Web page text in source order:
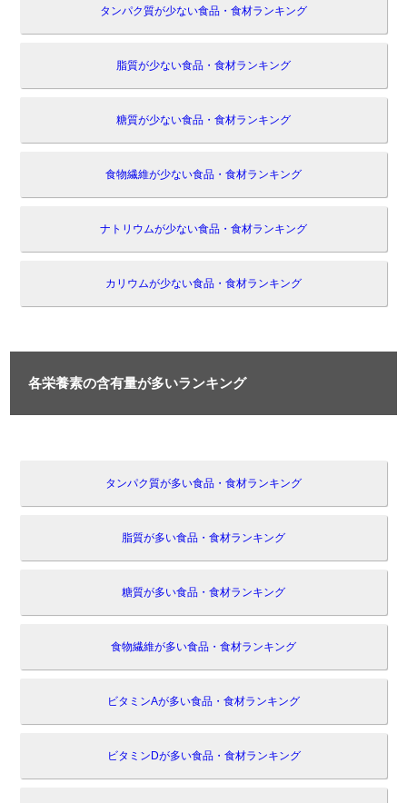
タンパク質が少ない食品・食材ランキング
脂質が少ない食品・食材ランキング
糖質が少ない食品・食材ランキング
食物繊維が少ない食品・食材ランキング
ナトリウムが少ない食品・食材ランキング
カリウムが少ない食品・食材ランキング
各栄養素の含有量が多いランキング
タンパク質が多い食品・食材ランキング
脂質が多い食品・食材ランキング
糖質が多い食品・食材ランキング
食物繊維が多い食品・食材ランキング
ビタミンAが多い食品・食材ランキング
ビタミンDが多い食品・食材ランキング